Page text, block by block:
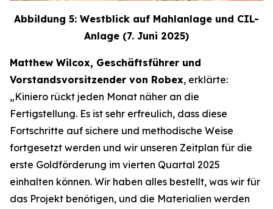
Abbildung 5: Westblick auf Mahlanlage und CIL-
Anlage (7. Juni 2025)
Matthew Wilcox, Geschäftsführer und
Vorstandsvorsitzender von Robex, erklärte:
„Kiniero rückt jeden Monat näher an die
Fertigstellung. Es ist sehr erfreulich, dass diese
Fortschritte auf sichere und methodische Weise
fortgesetzt werden und wir unseren Zeitplan für die
erste Goldförderung im vierten Quartal 2025
einhalten können. Wir haben alles bestellt, was wir für
das Projekt benötigen, und die Materialien werden